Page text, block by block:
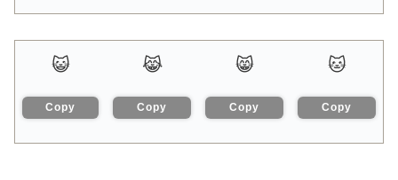
🐱
Copy
😸
Copy
😹
Copy
😺
Copy